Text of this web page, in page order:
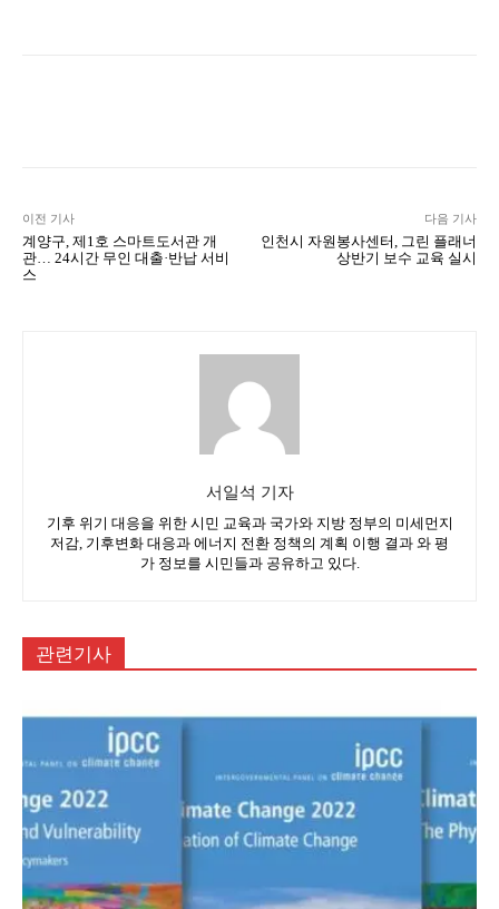
이전 기사
계양구, 제1호 스마트도서관 개
관… 24시간 무인 대출·반납 서비
스
다음 기사
인천시 자원봉사센터, 그린 플래너
상반기 보수 교육 실시
서일석 기자
기후 위기 대응을 위한 시민 교육과 국가와 지방 정부의 미세먼지
저감, 기후변화 대응과 에너지 전환 정책의 계획 이행 결과 와 평
가 정보를 시민들과 공유하고 있다.
관련기사